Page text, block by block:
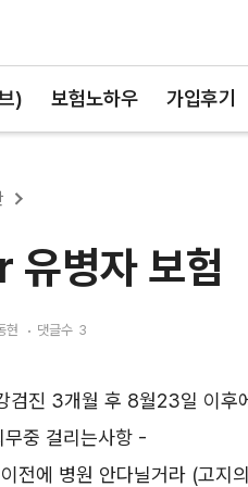
) 보험노하우 가입후기
유병자 보험
현 댓글수 3
진 3개월 후 8월23일 이후
중 걸리는사항 -
전에 병원 안다닐거라 (고지